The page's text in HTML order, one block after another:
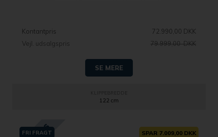
Kontantpris
72.990,00 DKK
Vejl. udsalgspris
79.999,00 DKK
SE MERE
122 cm
FRI FRAGT SPAR 7.009,00 DKK